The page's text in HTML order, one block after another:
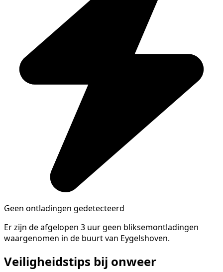
Geen ontladingen gedetecteerd
Er zijn de afgelopen 3 uur geen bliksemontladingen
waargenomen in de buurt van Eygelshoven.
Veiligheidstips bij onweer